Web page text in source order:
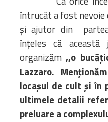
întrucât a fost
și ajutor din
înțeles că
organizăm,,o
Lazzaro.
locașul de cult și în
ultimele detalii
preluare a